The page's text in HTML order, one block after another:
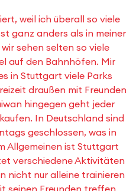
weil ich überall so viele
ganz anders als in meiner
sehen selten so viele
auf den Bahnhöfen. Mir
in Stuttgart viele Parks
draußen mit Freunden
hingegen geht jeder
In Deutschland sind
geschlossen, was in
Allgemeinen ist Stuttgart
verschiedene Aktivitäten
nicht nur alleine trainieren
seinen Freunden treffen